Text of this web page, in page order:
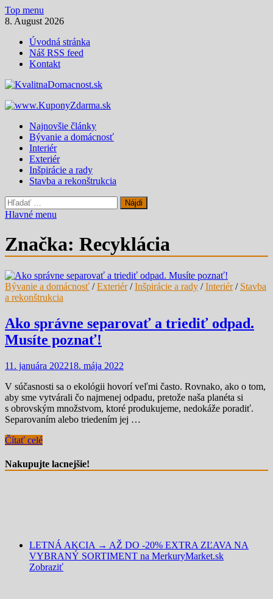
Skip
to
Top menu
8. August 2026
Úvodná stránka
Náš RSS feed
Kontakt
KvalitnaDomacnost.sk
Magazín moderného bývania
Najnovšie články
Bývanie a domácnosť
Interiér
Exteriér
Inšpirácie a rady
Stavba a rekonštrukcia
Hľadať:
Hlavné menu
Značka: Recyklácia
Bývanie a domácnosť /Exteriér/Inšpirácie a rady /Interiér/ Stavba
a rekonštrukcia
Ako správne separovať a triediť odpad.
Musíte poznať!
11. januára 202218. mája 2022
V súčasnosti sa o ekológii hovorí veľmi často. Rovnako, ako o tom,
aby sme vytvárali čo najmenej odpadu, pretože naša planéta si
s obrovským množstvom, ktoré produkujeme, nedokáže poradiť.
Separovaním alebo triedením jej …
Čítať celé
Nakupujte lacnejšie!
LETNÁ AKCIA → AŽ DO -20% EXTRA ZĽAVA NA
VYBRANÝ SORTIMENT na MerkuryMarket.sk
Zobraziť